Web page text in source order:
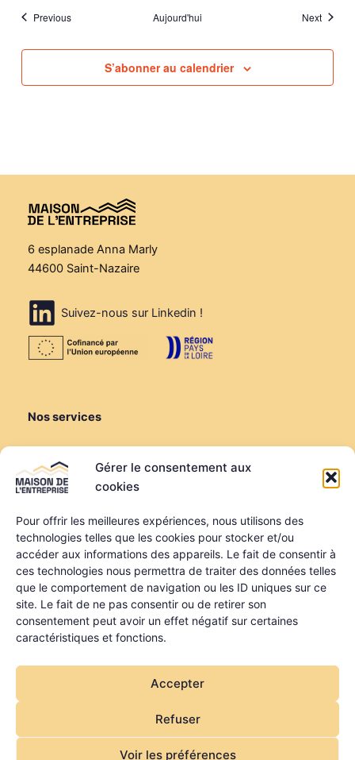
Gérer le consentement aux
cookies
Pour offrir les meilleures expériences, nous utilisons des
technologies telles que les cookies pour stocker et/ou
accéder aux informations des appareils. Le fait de consentir à
ces technologies nous permettra de traiter des données telles
que le comportement de navigation ou les ID uniques sur ce
site. Le fait de ne pas consentir ou de retirer son
consentement peut avoir un effet négatif sur certaines
caractéristiques et fonctions.
Accepter
Refuser
Voir les préférences
PreviousÉvènements Aujourd'hui Next
S’abonner au calendrier
6 esplanade Anna Marly
44600 Saint-Nazaire
Suivez-nous sur Linkedin !
Nos services
Louer une salle de réunion
Louer un bureau
Domiciliation
Informations
Mentions légales
Politique de confidentialité
Qui sommes-nous ?
Nos partenaires
La MDE a été financée dans le cadre du programme